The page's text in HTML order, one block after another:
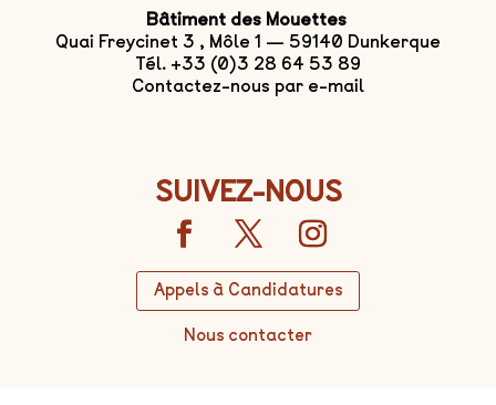
Bâtiment des Mouettes
Quai Freycinet 3 , Môle 1 — 59140 Dunkerque
Tél. +33 (0)3 28 64 53 89
Contactez-nous par e-mail
SUIVEZ-NOUS
Appels à Candidatures
Nous contacter